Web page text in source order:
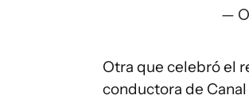
—
Otra que celebró el
conductora de Canal